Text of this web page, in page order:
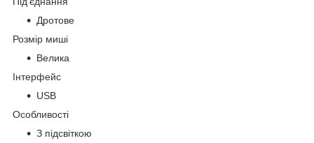
Дротове
Розмір миші
Велика
Інтерфейс
USB
Особливості
З підсвіткою